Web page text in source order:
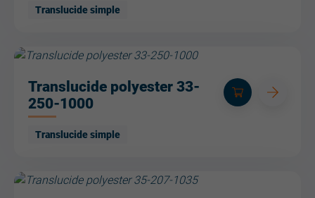
Translucide simple
Translucide polyester 33-
250-1000
Translucide simple